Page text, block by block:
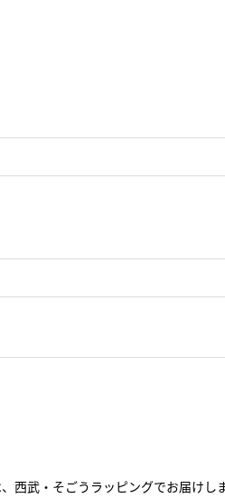
西武・そごうラッピングでお届けしま